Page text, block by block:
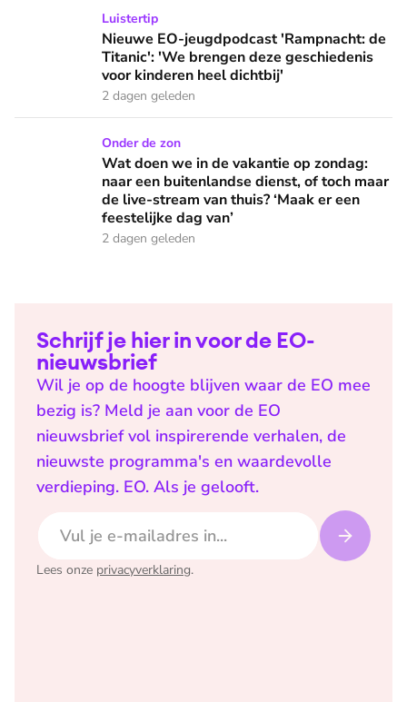
Nieuwe EO-jeugdpodcast 'Rampnacht: de Titanic': 'We
Luistertip
Nieuwe EO-jeugdpodcast 'Rampnacht: de
Titanic': 'We brengen deze geschiedenis
voor kinderen heel dichtbij'
2 dagen geleden
Wat doen we in de vakantie op zondag: naar een
Onder de zon
Wat doen we in de vakantie op zondag:
naar een buitenlandse dienst, of toch maar
de live-stream van thuis? ‘Maak er een
feestelijke dag van’
2 dagen geleden
Schrijf je hier in voor de EO-
nieuwsbrief
Wil je op de hoogte blijven waar de EO mee
bezig is? Meld je aan voor de EO
nieuwsbrief vol inspirerende verhalen, de
nieuwste programma's en waardevolle
verdieping. EO. Als je gelooft.
Lees onze privacyverklaring.